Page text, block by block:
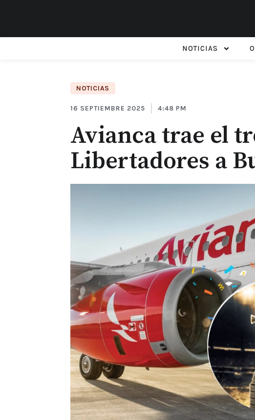
NOTICIAS
NOTICIAS
16 SEPTIEMBRE 2025 4:48 PM
Avianca trae el
Libertadores a